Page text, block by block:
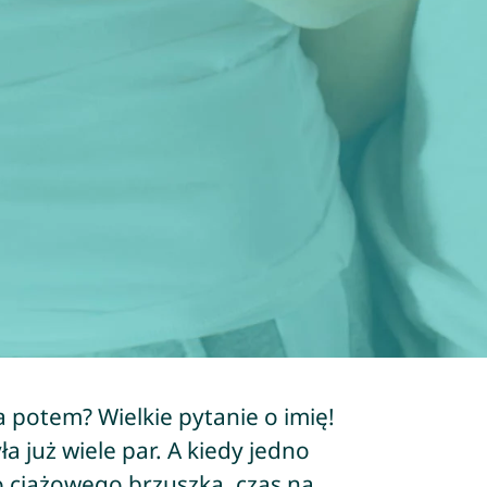
potem? Wielkie pytanie o imię!
już wiele par. A kiedy jedno